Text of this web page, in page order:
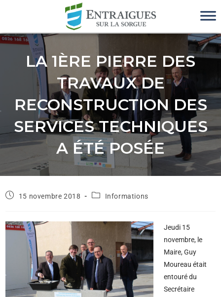
LA 1ÈRE PIERRE DES
TRAVAUX DE
RECONSTRUCTION DES
SERVICES TECHNIQUES
A ÉTÉ POSÉE
15 novembre 2018 Informations
Jeudi 15
novembre, le
Maire, Guy
Moureau était
entouré du
Secrétaire